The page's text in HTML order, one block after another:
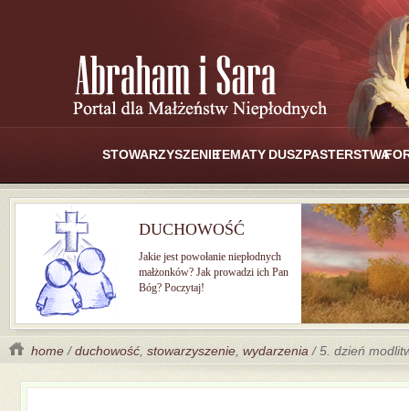
STOWARZYSZENIETEMATY DUSZPASTERSTWA
DUCHOWOŚĆ
Jakie jest powołanie niepłodnych
małżonków? Jak prowadzi ich Pan
Bóg? Poczytaj!
home /duchowość stowarzyszenie wydarzenia / 5. dzień